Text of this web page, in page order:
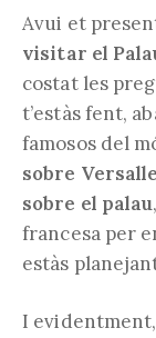
Avui et
visitar el
costat les
t’estàs fent,
famosos del
sobre
sobre el palau
francesa per
estàs
I